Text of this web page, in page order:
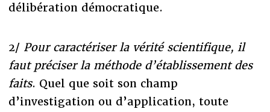
délibération démocratique.
2/ Pour caractériser la vérité scientifique, il
faut préciser la méthode d’établissement des
faits. Quel que soit son champ
d’investigation ou d’application, toute